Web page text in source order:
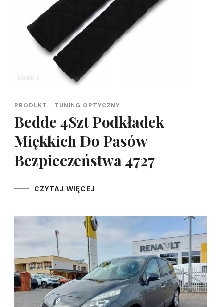
PRODUKT TUNING OPTYCZNY
Bedde 4Szt Podkładek
Miękkich Do Pasów
Bezpieczeństwa 4727
CZYTAJ WIĘCEJ